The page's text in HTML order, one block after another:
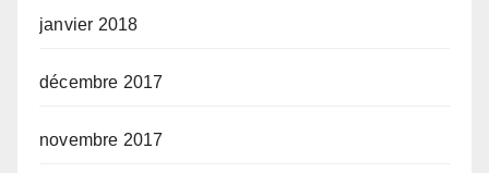
janvier 2018
décembre 2017
novembre 2017